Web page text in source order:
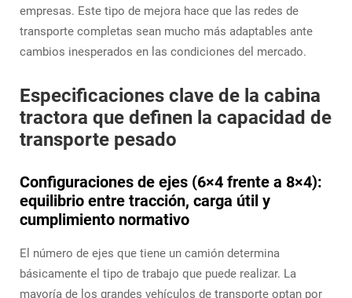
empresas. Este tipo de mejora hace que las redes de
transporte completas sean mucho más adaptables ante
cambios inesperados en las condiciones del mercado.
Especificaciones clave de la cabina
tractora que definen la capacidad de
transporte pesado
Configuraciones de ejes (6×4 frente a 8×4):
equilibrio entre tracción, carga útil y
cumplimiento normativo
El número de ejes que tiene un camión determina
básicamente el tipo de trabajo que puede realizar. La
mayoría de los grandes vehículos de transporte optan por